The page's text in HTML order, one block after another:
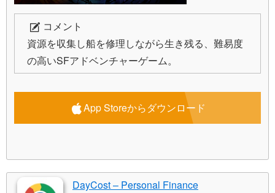
コメント
資源を収集し船を修理しながら生き残る、難易度
の高いSFアドベンチャーゲーム。
App Storeからダウンロード
DayCost – Personal Finance